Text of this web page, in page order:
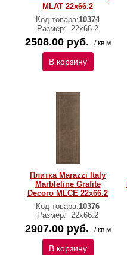
MLAT 22х66.2
Код товара:10374
Размер: 22х66.2
2508.00 руб. / кв.м
В корзину
Плитка Marazzi Italy
Marbleline Grafite
Decoro MLCE 22х66.2
Код товара:10376
Размер: 22х66.2
2907.00 руб. / кв.м
В корзину